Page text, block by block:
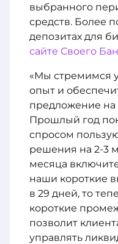
выбранного
средств. Более
депозитах для
сайте Своего
«Мы стремимся
опыт и
предложение на
Прошлый год
спросом
решения на 2-3
месяца
наши короткие
в 29 дней, то
короткие
позволит
управлять